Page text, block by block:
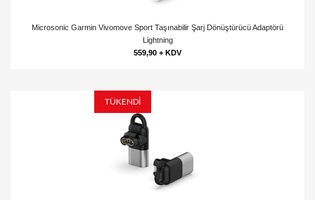
Microsonic Garmin Vivomove Sport Taşınabilir Şarj Dönüştürücü Adaptörü
Lightning
559,90 + KDV
TÜKENDİ